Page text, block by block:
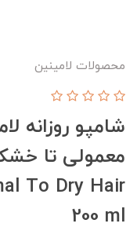
محصولات لامینین
شامپو روزانه
To Dry Hair
200 ml